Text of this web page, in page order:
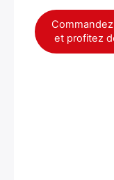
et profitez